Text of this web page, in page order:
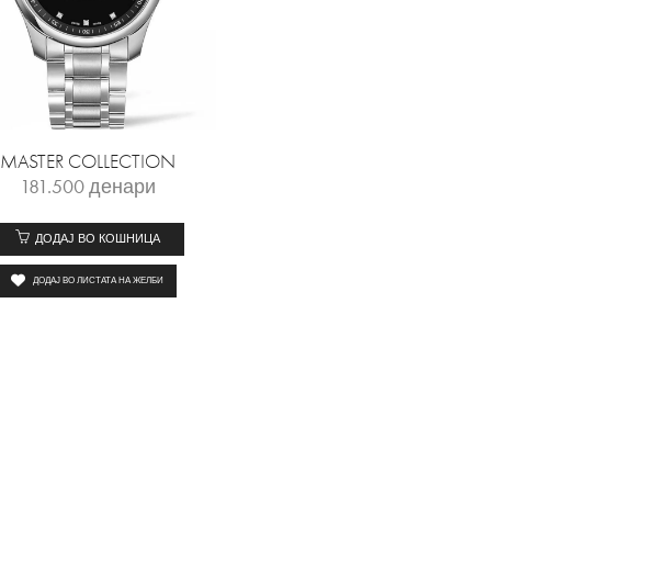
MASTER COLLECTION
181.500денари
ДОДАЈ ВО КОШНИЦА
ДОДАЈ ВО ЛИСТАТА НА ЖЕЛБИ